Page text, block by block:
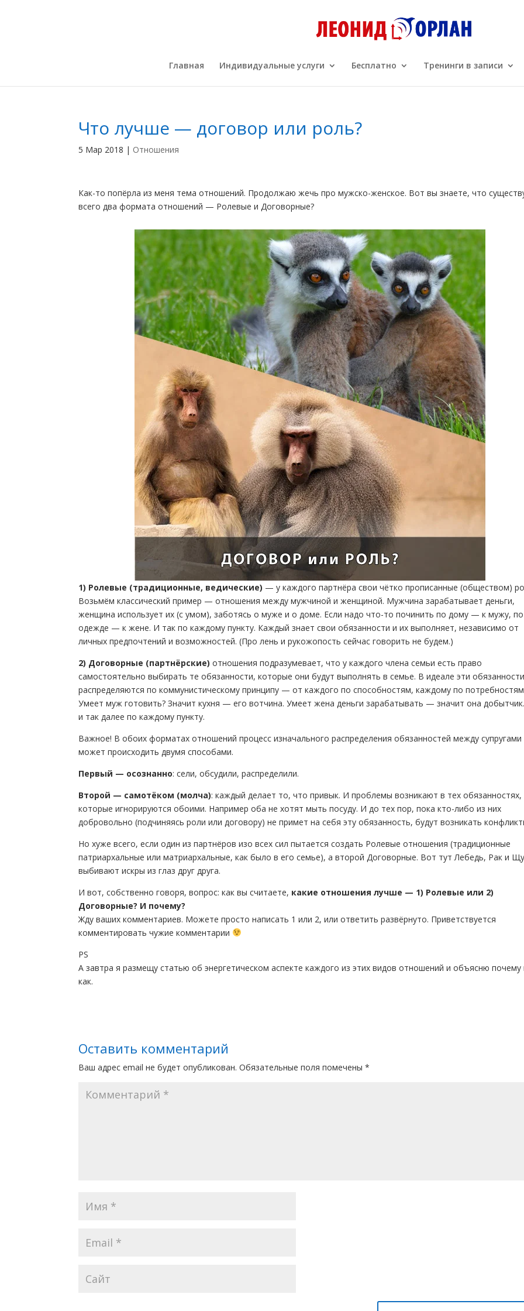
Главная Индивидуальные услуги Бесплатно Тренинги в записи
Что лучше — договор или роль?
5 Мар 2018 | Отношения
Как-то попёрла из меня тема отношений. Продолжаю жечь про мужско-женское. Вот вы знаете, что
всего два формата отношений — Ролевые и Договорные?
1) Ролевые (традиционные, ведические) — у каждого партнёра свои чётко прописанные (обществом)
Возьмём классический пример — отношения между мужчиной и женщиной. Мужчина зарабатывает деньги,
женщина использует их (с умом), заботясь о муже и о доме. Если надо что-то починить по дому — к мужу, по
одежде — к жене. И так по каждому пункту. Каждый знает свои обязанности и их выполняет, независимо от
личных предпочтений и возможностей. (Про лень и рукожопость сейчас говорить не будем.)
2) Договорные (партнёрские)отношения подразумевает, что у каждого члена семьи есть право
самостоятельно выбирать те обязанности, которые они будут выполнять в семье. В идеале эти обязанности
распределяются по коммунистическому принципу — от каждого по способностям, каждому по
Умеет муж готовить? Значит кухня — его вотчина. Умеет жена деньги зарабатывать — значит она
и так далее по каждому пункту.
Важное! В обоих форматах отношений процесс изначального распределения обязанностей между супругами
может происходить двумя способами.
Первый — осознанно: сели, обсудили, распределили.
Второй — самотёком (молча): каждый делает то, что привык. И проблемы возникают в тех обязанностях,
которые игнорируются обоими. Например оба не хотят мыть посуду. И до тех пор, пока кто-либо из них
добровольно (подчиняясь роли или договору) не примет на себя эту обязанность, будут возникать
Но хуже всего, если один из партнёров изо всех сил пытается создать Ролевые отношения (традиционные
патриархальные или матриархальные, как было в его семье), а второй Договорные. Вот тут Лебедь, Рак и
выбивают искры из глаз друг друга.
И вот, собственно говоря, вопрос: как вы считаете, какие отношения лучше — 1) Ролевые или 2)
Договорные? И почему?
Жду ваших комментариев. Можете просто написать 1 или 2, или ответить развёрнуто. Приветствуется
комментировать чужие комментарии
PS
А завтра я размещу статью об энергетическом аспекте каждого из этих видов отношений и объясню почему
как.
Оставить комментарий
Ваш адрес email не будет опубликован. Обязательные поля помечены*